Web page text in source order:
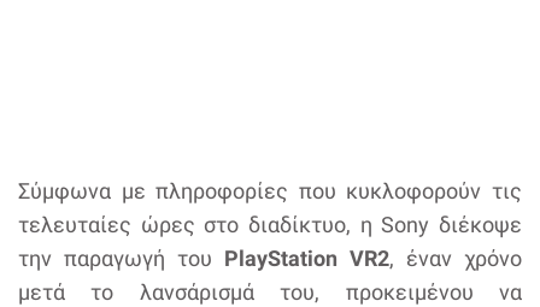
Σύμφωνα με πληροφορίες που κυκλοφορούν τις
τελευταίες ώρες στο διαδίκτυο, η Sony διέκοψε
την παραγωγή του PlayStation VR2, έναν χρόνο
μετά το λανσάρισμά του, προκειμένου να